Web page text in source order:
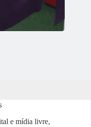
e mídia livre,